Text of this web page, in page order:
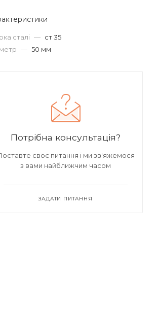
сталі — ст 35
— 50 мм
Потрібна консультація?
своє питання і ми зв'яжемося
з вами найближчим часом
ЗАДАТИ ПИТАННЯ